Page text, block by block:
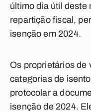
último dia útil deste
repartição fiscal,
isenção em 2024.
Os proprietários de
categorias de
protocolar a
isenção de 2024.